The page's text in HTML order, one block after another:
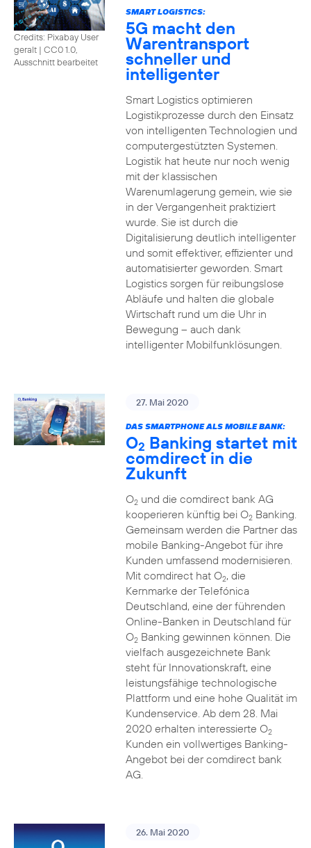
Credits: Pixabay User
geralt | CC0 1.0,
Ausschnitt bearbeitet
SMART LOGISTICS:
5G macht den
Warentransport
schneller und
intelligenter
Smart Logistics optimieren
Logistikprozesse durch den Einsatz
von intelligenten Technologien und
computergestützten Systemen.
Logistik hat heute nur noch wenig
mit der klassischen
Warenumlagerung gemein, wie sie
in der Vergangenheit praktiziert
wurde. Sie ist durch die
Digitalisierung deutlich intelligenter
und somit effektiver, effizienter und
automatisierter geworden. Smart
Logistics sorgen für reibungslose
Abläufe und halten die globale
Wirtschaft rund um die Uhr in
Bewegung – auch dank
intelligenter Mobilfunklösungen.
27. Mai 2020
DAS SMARTPHONE ALS MOBILE BANK:
O2 Banking startet mit
comdirect in die
Zukunft
O2und die comdirect bank AG
kooperieren künftig bei O2Banking.
Gemeinsam werden die Partner das
mobile Banking-Angebot für ihre
Kunden umfassend modernisieren.
Mit comdirect hat O2, die
Kernmarke der Telefónica
Deutschland, eine der führenden
Online-Banken in Deutschland für
O2Banking gewinnen können. Die
vielfach ausgezeichnete Bank
steht für Innovationskraft, eine
leistungsfähige technologische
Plattform und eine hohe Qualität im
Kundenservice. Ab dem 28. Mai
2020 erhalten interessierte O2
Kunden ein vollwertiges Banking-
Angebot bei der comdirect bank
AG.
26. Mai 2020